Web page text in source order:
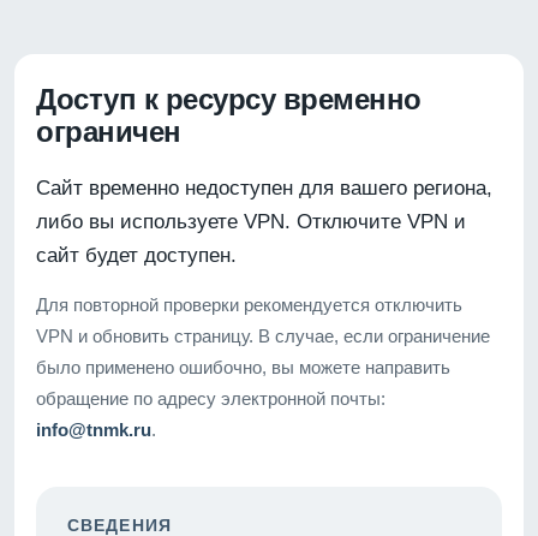
Доступ к ресурсу временно
ограничен
Сайт временно недоступен для вашего региона,
либо вы используете VPN. Отключите VPN и
сайт будет доступен.
Для повторной проверки рекомендуется отключить
VPN и обновить страницу. В случае, если ограничение
было применено ошибочно, вы можете направить
обращение по адресу электронной почты:
info@tnmk.ru.
СВЕДЕНИЯ